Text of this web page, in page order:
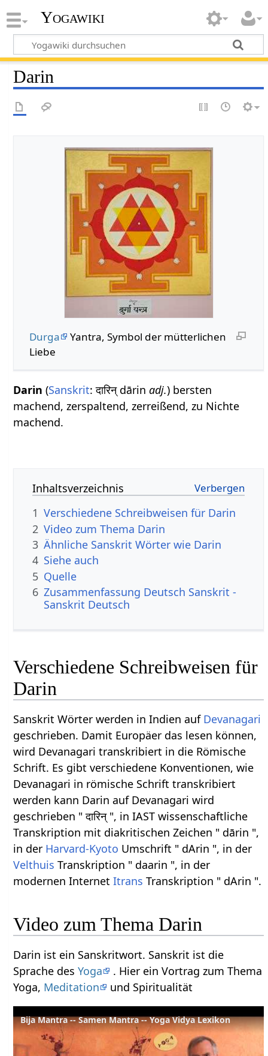
Yogawiki
Darin
Durga
Yantra, Symbol der mütterlichen
Liebe
Darin (Sanskrit: दारिन् dārinadj.) bersten
machend, zerspaltend, zerreißend, zu Nichte
machend.
Inhaltsverzeichnis
1 Verschiedene Schreibweisen für Darin
2 Video zum Thema Darin
3 Ähnliche Sanskrit Wörter wie Darin
4 Siehe auch
5 Quelle
6 Zusammenfassung Deutsch Sanskrit -
Sanskrit Deutsch
Verschiedene Schreibweisen für
Darin
Sanskrit Wörter werden in Indien auf Devanagari
geschrieben. Damit Europäer das lesen können,
wird Devanagari transkribiert in die Römische
Schrift. Es gibt verschiedene Konventionen, wie
Devanagari in römische Schrift transkribiert
werden kann Darin auf Devanagari wird
geschrieben " दारिन् ", in IAST wissenschaftliche
Transkription mit diakritischen Zeichen " dārin ",
in der Harvard-Kyoto Umschrift " dArin ", in der
Velthuis Transkription " daarin ", in der
modernen InternetItrans Transkription " dArin ".
Video zum Thema Darin
Darin ist ein Sanskritwort. Sanskrit ist die
Sprache desYoga
. Hier ein Vortrag zum Thema
Yoga, Meditation und Spiritualität
Bija Mantra -- Samen Mantra -- Yoga Vidya Lexikon